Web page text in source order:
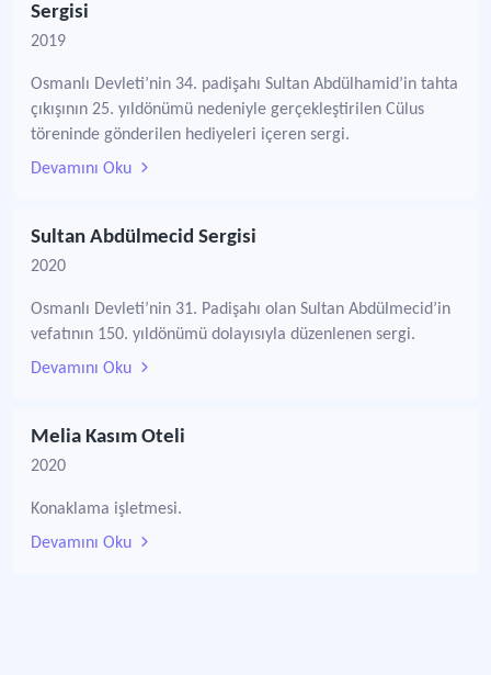
Sergisi
2019
Osmanlı Devleti’nin 34. padişahı Sultan Abdülhamid’in tahta
çıkışının 25. yıldönümü nedeniyle gerçekleştirilen Cülus
töreninde gönderilen hediyeleri içeren sergi.
Devamını Oku
Sultan Abdülmecid Sergisi
2020
Osmanlı Devleti’nin 31. Padişahı olan Sultan Abdülmecid’in
vefatının 150. yıldönümü dolayısıyla düzenlenen sergi.
Devamını Oku
Melia Kasım Oteli
2020
Konaklama işletmesi.
Devamını Oku